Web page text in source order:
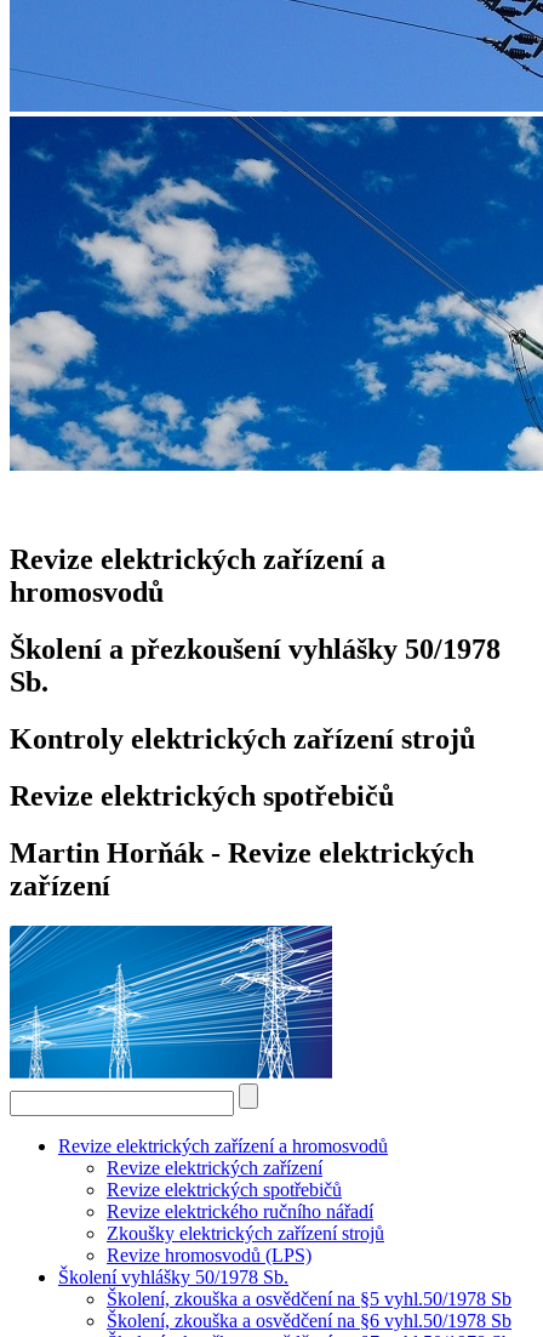
Revize elektrických zařízení a
hromosvodů
Školení a přezkoušení vyhlášky 50/1978
Sb.
Kontroly elektrických zařízení strojů
Revize elektrických spotřebičů
Martin Horňák - Revize elektrických
zařízení
Revize elektrických zařízení a hromosvodů
Revize elektrických zařízení
Revize elektrických spotřebičů
Revize elektrického ručního nářadí
Zkoušky elektrických zařízení strojů
Revize hromosvodů (LPS)
Školení vyhlášky 50/1978 Sb.
Školení, zkouška a osvědčení na §5 vyhl.50/1978 Sb
Školení, zkouška a osvědčení na §6 vyhl.50/1978 Sb